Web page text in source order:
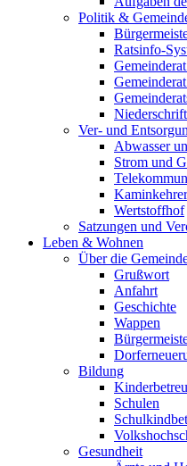
Politik &
Ratsinfo-
Ver- und
Abwasser
Strom und
Wertstoffhof
Satzungen und
Leben & Wohnen
Über die
Grußwort
Anfahrt
Geschichte
Wappen
Bildung
Schulen
Gesundheit